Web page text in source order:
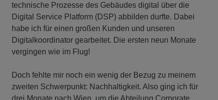
technische Prozesse des Gebäudes digital über die
Digital Service Platform (DSP) abbilden durfte. Dabei
habe ich für einen großen Kunden und unseren
Digitalkoordinator gearbeitet. Die ersten neun Monate
vergingen wie im Flug!
Doch fehlte mir noch ein wenig der Bezug zu meinem
zweiten Schwerpunkt: Nachhaltigkeit. Also ging ich für
drei Monate nach Wien, um die Abteilung Corporate